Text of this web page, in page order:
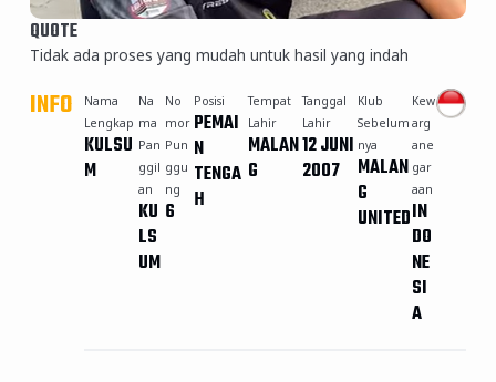
QUOTE
Tidak ada proses yang mudah untuk hasil yang indah
INFO
Nama
Lengkap
KULSU
M
Na
ma
Pan
ggil
an
KU
LS
UM
No
mor
Pun
ggu
ng
6
Posisi
PEMAI
N
TENGA
H
Tempat
Lahir
MALAN
G
Tanggal
Lahir
12 JUNI
2007
Klub
Sebelum
nya
MALAN
G
UNITED
Kew
arg
ane
gar
aan
IN
DO
NE
SI
A